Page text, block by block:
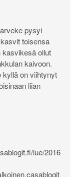
pysyi
toisensa
kasvikesä ollut
kaivoon.
kyllä on viihtynyt
liian
lue/2016